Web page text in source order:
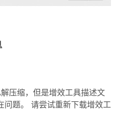
压缩，但是增效工具描述文
题。 请尝试重新下载增效工